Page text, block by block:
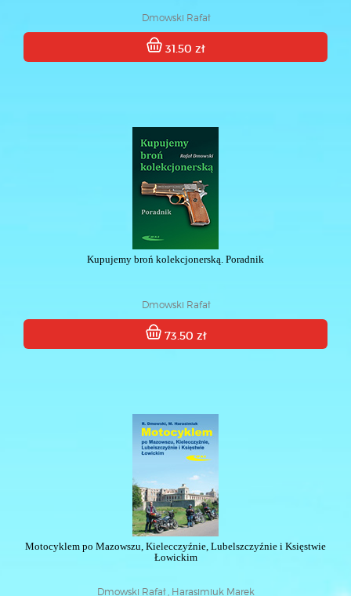
Dmowski Rafał
31.50 zł
Kupujemy broń kolekcjonerską. Poradnik
Dmowski Rafał
73.50 zł
Motocyklem po Mazowszu, Kielecczyźnie, Lubelszczyźnie i Księstwie
Łowickim
Dmowski Rafał , Harasimiuk Marek